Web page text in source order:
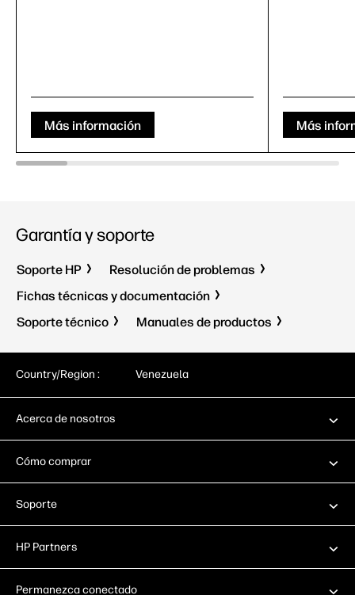
Más información Más
Garantía y soporte
Soporte HP
Resolución de problemas
Fichas técnicas y documentación
Soporte técnico
Manuales de productos
Country/Region : Venezuela
Acerca de nosotros
Cómo comprar
Soporte
HP Partners
Permanezca conectado